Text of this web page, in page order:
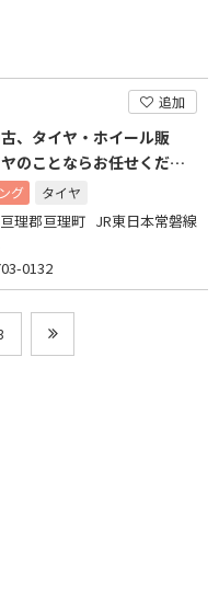
追加
、タイヤ・ホイール販
のことならお任せくださ
グ タイヤ
理郡亘理町 JR東日本常磐線
0132